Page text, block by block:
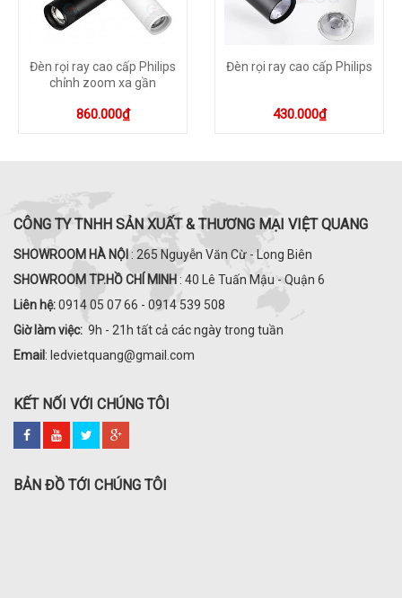
Đèn rọi ray cao cấp Philips
chỉnh zoom xa gần
860.000₫
Đèn rọi ray cao cấp Philips
430.000₫
CÔNG TY TNHH SẢN XUẤT & THƯƠNG MẠI VIỆT QUANG
SHOWROOM HÀ NỘI : 265 Nguyễn Văn Cừ - Long Biên
SHOWROOM TP.HỒ CHÍ MINH : 40 Lê Tuấn Mậu - Quận 6
Liên hệ:0914 05 07 66 - 0914 539 508
Giờ làm việc: 9h - 21h tất cả các ngày trong tuần
Email : ledvietquang@gmail.com
KẾT NỐI VỚI CHÚNG TÔI
BẢN ĐỒ TỚI CHÚNG TÔI